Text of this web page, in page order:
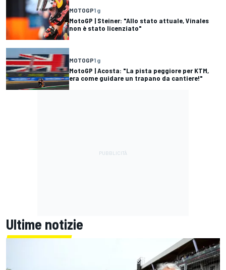
MOTOGP1 g
MotoGP | Steiner: "Allo stato attuale, Vinales
non è stato licenziato"
MOTOGP1 g
MotoGP | Acosta: "La pista peggiore per KTM,
era come guidare un trapano da cantiere!"
Ultime notizie